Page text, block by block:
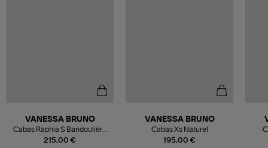
215,00 €
VANESSA BRUNO
Cabas Raphia S Bandoulière
Doré
195,00 €
VANESSA BRUNO
Cabas Xs Naturel